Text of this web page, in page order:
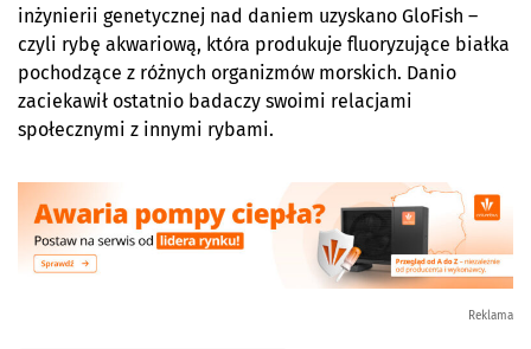
inżynierii genetycznej nad daniem uzyskano GloFish –
czyli rybę akwariową, która produkuje fluoryzujące białka
pochodzące z różnych organizmów morskich. Danio
zaciekawił ostatnio badaczy swoimi relacjami
społecznymi z innymi rybami.
Reklama